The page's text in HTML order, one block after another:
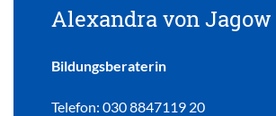
Alexandra von Jagow
Bildungsberaterin
Telefon: 030 8847119 20